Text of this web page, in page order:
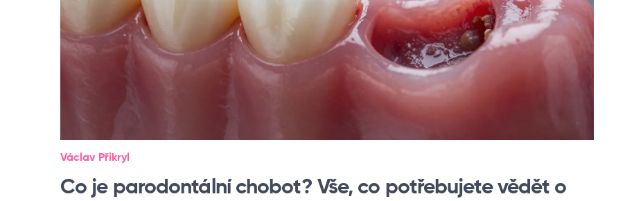
Václav Přikryl
Co je parodontální chobot? Vše, co potřebujete vědět o